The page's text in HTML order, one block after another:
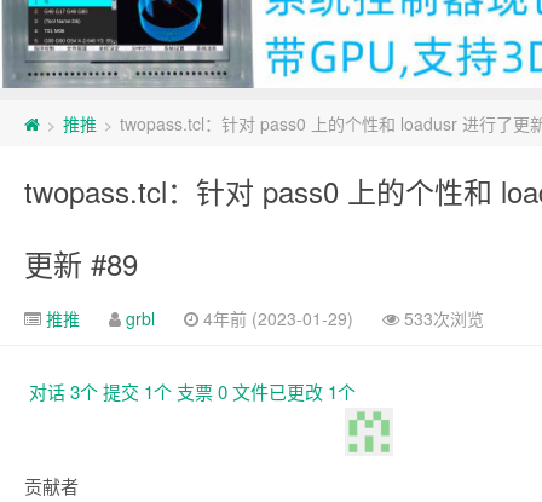
> 推推 > twopass.tcl：针对 pass0 上的个性和 loadusr 进行了更
twopass.tcl：针对 pass0 上的个性和
更新 #89
推推 grbl 4年前 (2023-01-29) 533次浏览
对话3个提交 1个 支票0文件已更改 1个
话
贡献者